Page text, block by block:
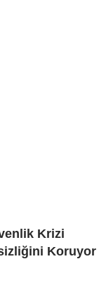
Krizi
Koruyor